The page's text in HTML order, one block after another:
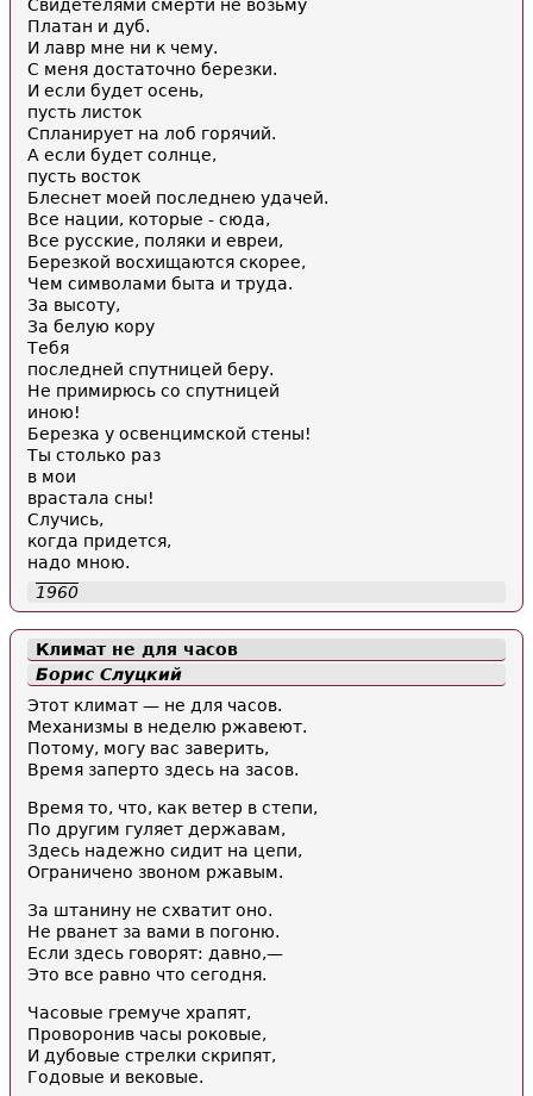
Свидетелями смерти не возьму
Платан и дуб.
И лавр мне ни к чему.
С меня достаточно березки.
И если будет осень,
пусть листок
Спланирует на лоб горячий.
А если будет солнце,
пусть восток
Блеснет моей последнею удачей.
Все нации, которые - сюда,
Все русские, поляки и евреи,
Березкой восхищаются скорее,
Чем символами быта и труда.
За высоту,
За белую кору
Тебя
последней спутницей беру.
Не примирюсь со спутницей
иною!
Березка у освенцимской стены!
Ты столько раз
в мои
врастала сны!
Случись,
когда придется,
надо мною.
1960
Климат не для часов
Борис Слуцкий
Этот климат — не для часов.
Механизмы в неделю ржавеют.
Потому, могу вас заверить,
Время заперто здесь на засов.
Время то, что, как ветер в степи,
По другим гуляет державам,
Здесь надежно сидит на цепи,
Ограничено звоном ржавым.
За штанину не схватит оно.
Не рванет за вами в погоню.
Если здесь говорят: давно,—
Это все равно что сегодня.
Часовые гремуче храпят,
Проворонив часы роковые,
И дубовые стрелки скрипят,
Годовые и вековые.